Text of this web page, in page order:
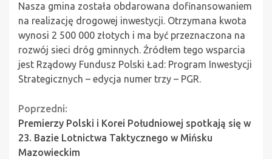
Nasza gmina została obdarowana dofinansowaniem
na realizację drogowej inwestycji. Otrzymana kwota
wynosi 2 500 000 złotych i ma być przeznaczona na
rozwój sieci dróg gminnych. Źródłem tego wsparcia
jest Rządowy Fundusz Polski Ład: Program Inwestycji
Strategicznych – edycja numer trzy – PGR.
Continue
Reading
Poprzedni:
Premierzy Polski i Korei Południowej spotkają się w
23. Bazie Lotnictwa Taktycznego w Mińsku
Mazowieckim